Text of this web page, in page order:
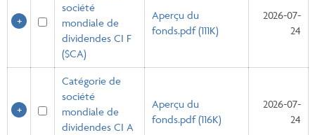
société
mondiale de
dividendes CI F
($CA)
Aperçu du
fonds.pdf (111K)
2026-07-
24
Catégorie de
société
mondiale de
dividendes CI A
Aperçu du
fonds.pdf (116K)
2026-07-
24